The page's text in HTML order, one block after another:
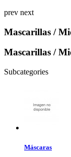
prev next
Mascarillas /
Mascarillas /
Subcategories
Máscaras